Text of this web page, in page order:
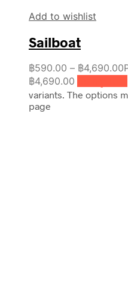
Add to wishlist
Sailboat
฿590.00 – ฿4,690.00
฿4,690.00
variants. The options
page